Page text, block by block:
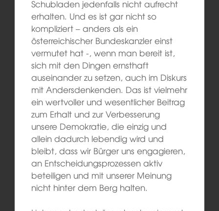
Schubladen jedenfalls nicht aufrecht
erhalten. Und es ist gar nicht so
kompliziert – anders als ein
österreichischer Bundeskanzler einst
vermutet hat -, wenn man bereit ist,
sich mit den Dingen ernsthaft
auseinander zu setzen, auch im Diskurs
mit Andersdenkenden. Das ist vielmehr
ein wertvoller und wesentlicher Beitrag
zum Erhalt und zur Verbesserung
unsere Demokratie, die einzig und
allein dadurch lebendig wird und
bleibt, dass wir Bürger uns engagieren,
an Entscheidungsprozessen aktiv
beteiligen und mit unserer Meinung
nicht hinter dem Berg halten.